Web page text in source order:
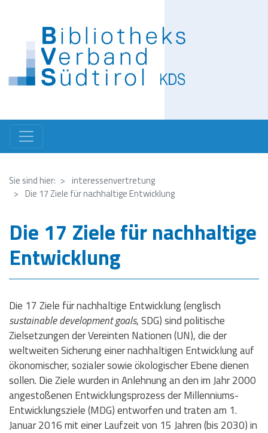
Inhalt
Sie sind hier:
interessenvertretung
Die 17 Ziele für nachhaltige Entwicklung
Die 17 Ziele für nachhaltige
Entwicklung
Die 17 Ziele für nachhaltige Entwicklung (englisch
sustainable development goals, SDG) sind politische
Zielsetzungen der Vereinten Nationen (UN), die der
weltweiten Sicherung einer nachhaltigen Entwicklung auf
ökonomischer, sozialer sowie ökologischer Ebene dienen
sollen. Die Ziele wurden in Anlehnung an den im Jahr 2000
angestoßenen Entwicklungsprozess der Millenniums-
Entwicklungsziele (MDG) entworfen und traten am 1.
Januar 2016 mit einer Laufzeit von 15 Jahren (bis 2030) in